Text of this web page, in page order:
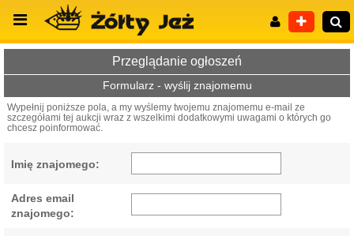
Wyszukiwanie zaawansowane
Przeglądanie ogłoszeń
Formularz - wyślij znajomemu
Wypełnij poniższe pola, a my wyślemy twojemu znajomemu e-mail ze
szczegółami tej aukcji wraz z wszelkimi dodatkowymi uwagami o których go
chcesz poinformować.
Imię znajomego:
Adres email
znajomego: